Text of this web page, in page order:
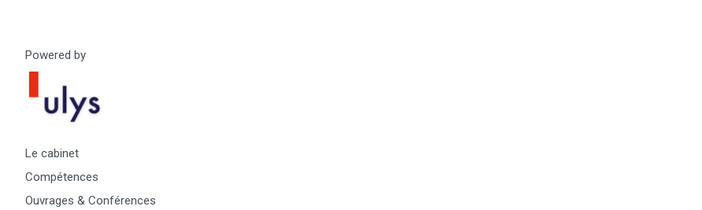
Powered by
Le cabinet
Compétences
Ouvrages & Conférences